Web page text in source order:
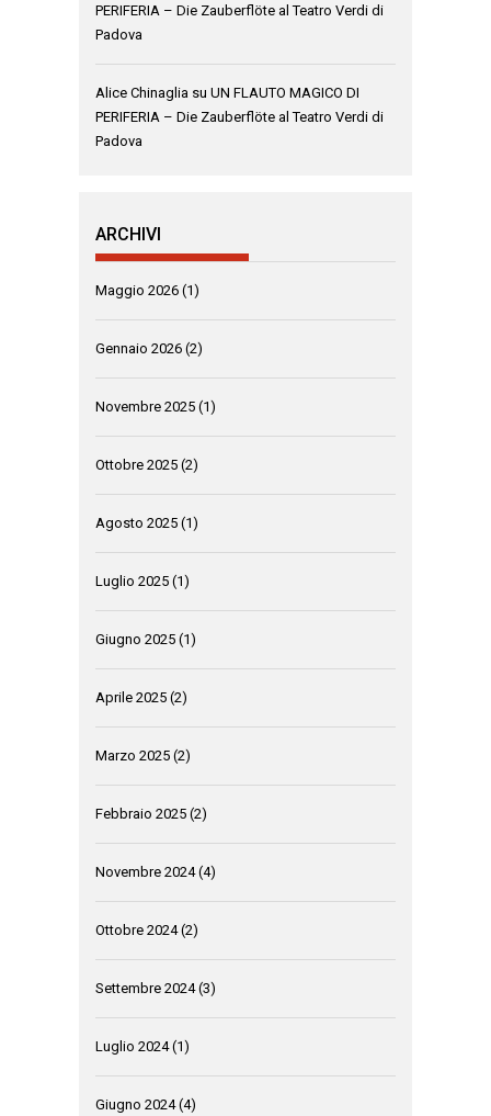
PERIFERIA – Die Zauberflöte al Teatro Verdi di
Padova
Alice Chinaglia su UN FLAUTO MAGICO DI
PERIFERIA – Die Zauberflöte al Teatro Verdi di
Padova
ARCHIVI
Maggio 2026 (1)
Gennaio 2026 (2)
Novembre 2025 (1)
Ottobre 2025 (2)
Agosto 2025 (1)
Luglio 2025 (1)
Giugno 2025 (1)
Aprile 2025 (2)
Marzo 2025 (2)
Febbraio 2025 (2)
Novembre 2024(4)
Ottobre 2024(2)
Settembre 2024(3)
Luglio 2024(1)
Giugno 2024(4)